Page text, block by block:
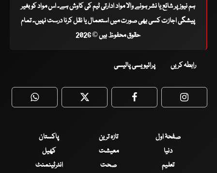
ہم نیوز پر شائع یا نشر ہونے والا مواد ادارتی ٹیم کی کاوش ہے۔ اس مواد کو بغیر
پیشگی اجازت کسی بھی صورت میں استعمال یا نقل کرنا درست نہیں۔ تمام
حقوق محفوظ ہیں © 2026
رابطہ کریں پرائیویسی پالیسی
WhatsApp Twitter Facebook
صفحۂ اول تازہ ترین
پاکستان
دنیا
معیشت
کھیل
تعلیم
صحت انٹرٹینمنٹ